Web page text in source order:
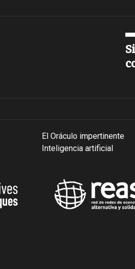
El Oráculo impertinente
Inteligencia artificial